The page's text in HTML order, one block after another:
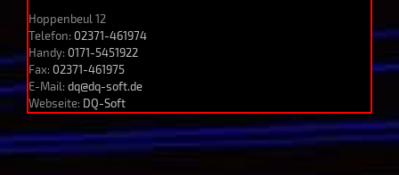
Hoppenbeul 12
Telefon: 02371-461974
Handy: 0171-5451922
Fax: 02371-461975
E-Mail: dq@dq-soft.de
Webseite: DQ-Soft